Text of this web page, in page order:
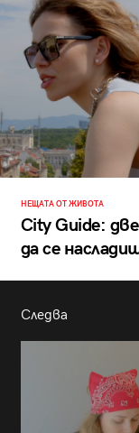
НЕЩАТА ОТ ЖИВОТА
City Guide:
да се
Следва